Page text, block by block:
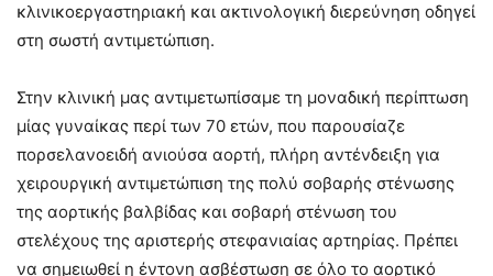
κλινικοεργαστηριακή και ακτινολογική διερεύνηση οδηγεί
στη σωστή αντιμετώπιση.
Στην κλινική μας αντιμετωπίσαμε τη μοναδική περίπτωση
μίας γυναίκας περί των 70 ετών, που παρουσίαζε
πορσελανοειδή ανιούσα αορτή, πλήρη αντένδειξη για
χειρουργική αντιμετώπιση της πολύ σοβαρής στένωσης
της αορτικής βαλβίδας και σοβαρή στένωση του
στελέχους της αριστερής στεφανιαίας αρτηρίας. Πρέπει
να σημειωθεί η έντονη ασβέστωση σε όλο το αορτικό